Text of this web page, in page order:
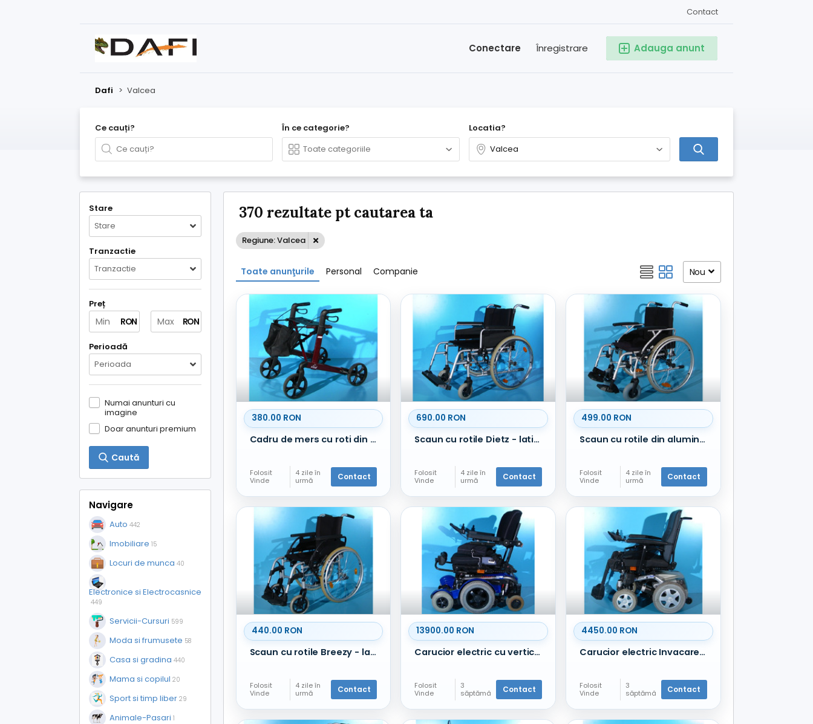
Contact
Adauga anunt
Înregistrare
Conectare
Dafi > Valcea
Ce cauți? În ce categorie? Locatia?
Stare
Stare
Tranzactie
Tranzactie
Preț
RON RON
Perioadă
Perioada
Numai anunturi cu
imagine
Doar anunturi premium
Caută
Navigare
Auto 442
Imobiliare 15
Locuri de munca 40
Electronice si Electrocasnice
449
Servicii-Cursuri 599
Moda si frumusete 58
Casa si gradina 440
Mama si copilul 20
Sport si timp liber 29
Animale-Pasari 1
370 rezultate pt cautarea ta
Regiune: Valcea
Toate anunţurile Personal Companie Nou
380.00 RON
Cadru de mers cu roti din aluminiu Russka
Folosit
Vinde
4 zile în
urmă
Contact
690.00 RON
Scaun cu rotile Dietz - latime sezut 56 cm
Folosit
Vinde
4 zile în
urmă
Contact
499.00 RON
Scaun cu rotile din aluminiu Drive - latime sezut 51 cm
Folosit
Vinde
4 zile în
urmă
Contact
440.00 RON
Scaun cu rotile Breezy - latime sezut 40 cm
Folosit
Vinde
4 zile în
urmă
Contact
13900.00 RON
Carucior electric cu verticalizare Levo C3 - 10 km/h
Folosit
Vinde
3
săptămâ
urmă
Contact
4450.00 RON
Carucior electric Invacare Storm 3 - 6 km/h
Folosit
Vinde
3
săptămâ
urmă
Contact